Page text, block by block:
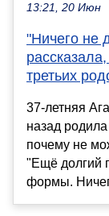
13:21, 20 Июн
"Ничего не
третьих
37-летняя
назад родила
почему не
"Ещё долгий
формы.